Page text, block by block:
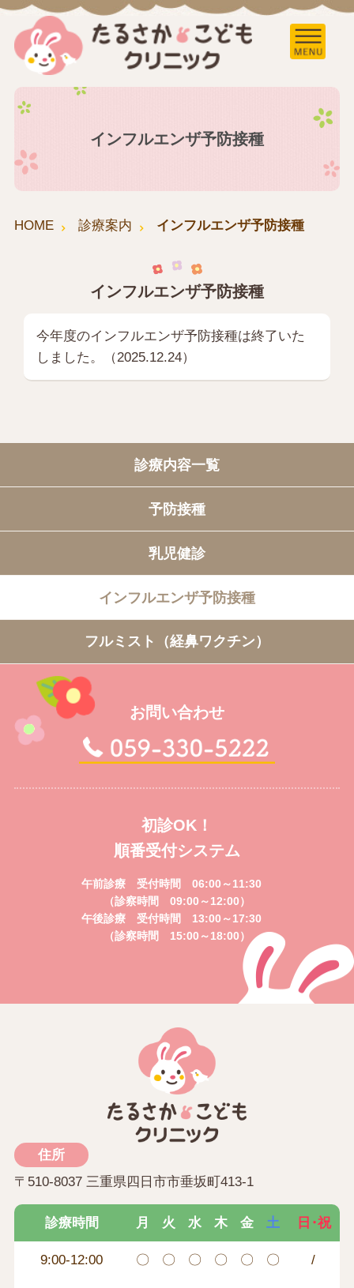
インフルエンザ予防接種
HOME 診療案内 インフルエンザ予防接種
診療内容一覧
予防接種
乳児健診
インフルエンザ予防接種
フルミスト（経鼻ワクチン）
インフルエンザ予防接種
今年度のインフルエンザ予防接種は終了いた
しました。（2025.12.24）
お問い合わせ
初診OK！
順番受付システム
午前診療 受付時間 06:00～11:30
（診察時間 09:00～12:00）
午後診療 受付時間 13:00～17:30
（診察時間 15:00～18:00）
住所
〒510-8037 三重県四日市市垂坂町413-1
診療時間 月 火 水 木 金 土 日・祝
9:00-12:00 〇 〇 〇 〇 〇 〇 /